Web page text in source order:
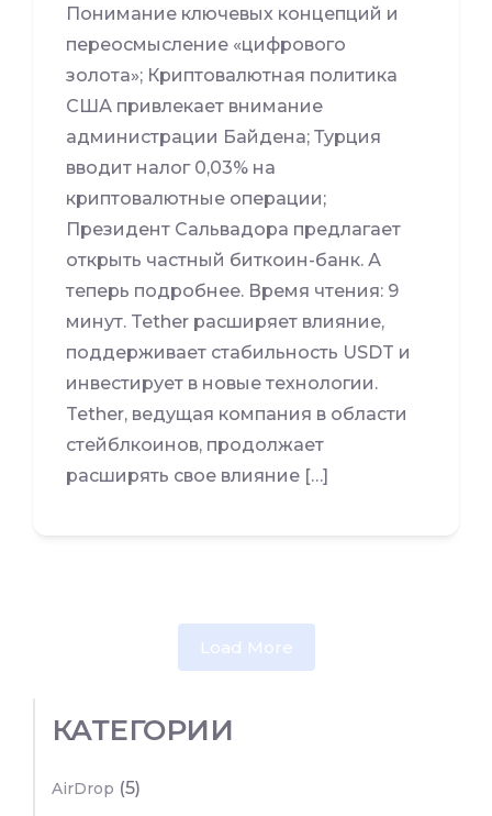
Понимание ключевых концепций и
переосмысление «цифрового
золота»; Криптовалютная политика
США привлекает внимание
администрации Байдена; Турция
вводит налог 0,03% на
криптовалютные операции;
Президент Сальвадора предлагает
открыть частный биткоин-банк. А
теперь подробнее. Время чтения: 9
минут. Tether расширяет влияние,
поддерживает стабильность USDT и
инвестирует в новые технологии.
Tether, ведущая компания в области
стейблкоинов, продолжает
расширять свое влияние […]
Load More
КАТЕГОРИИ
AirDrop (5)